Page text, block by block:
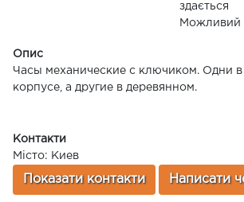
здається
Можливий
Опис
Часы механические с ключиком. Одни в
корпусе, а другие в деревянном.
Контакти
Місто: Киев
Показати контакти Написати